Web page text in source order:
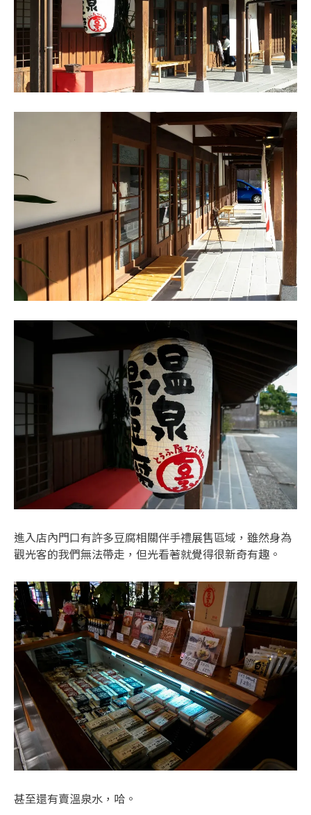
進入店內門口有許多豆腐相關伴手禮展售區域，雖然身為
觀光客的我們無法帶走，但光看著就覺得很新奇有趣。
甚至還有賣溫泉水，哈。